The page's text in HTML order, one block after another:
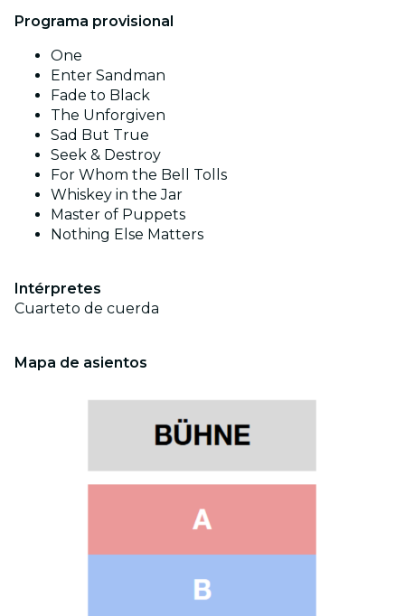
Programa provisional
One
Enter Sandman
Fade to Black
The Unforgiven
Sad But True
Seek & Destroy
For Whom the Bell Tolls
Whiskey in the Jar
Master of Puppets
Nothing Else Matters
Intérpretes
Cuarteto de cuerda
Mapa de asientos